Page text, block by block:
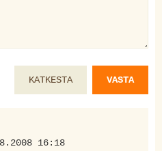
KATKESTA VASTA
16:18